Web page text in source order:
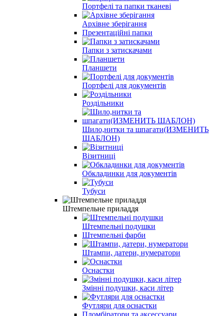
Портфелi та папки тканеві
Архівне зберігання
Презентаційні папки
Папки з затискачами
Планшети
Портфелi для документів
Роздільники
Шило,нитки та шпагати(ИЗМЕНИТЬ
ШАБЛОН)
Візитниці
Обкладинки для документів
Тубуси
Штемпельне приладдя
Штемпельні подушки
Штемпельні фарби
Штампи, датери, нумератори
Оснастки
Змінні подушки, каси літер
Футляри для оснастки
Пломбiратори та аксессуари